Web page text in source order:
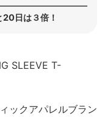
日は３倍！
SLEEVE T-
ックアパレルブラン